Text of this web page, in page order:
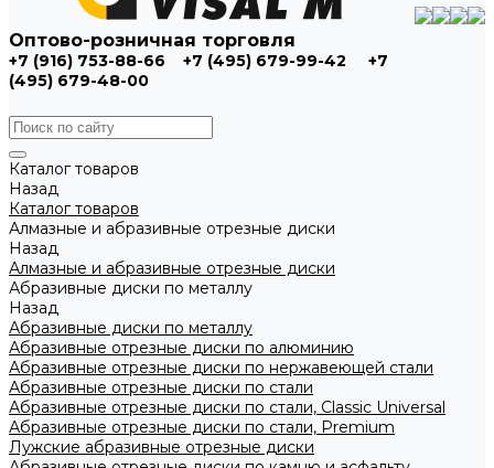
Оптово-розничная торговля
+7 (916) 753-88-66 +7 (495) 679-99-42
+7
(495) 679-48-00
Каталог товаров
Назад
Каталог товаров
Алмазные и абразивные отрезные диски
Назад
Алмазные и абразивные отрезные диски
Абразивные диски по металлу
Назад
Абразивные диски по металлу
Абразивные отрезные диски по алюминию
Абразивные отрезные диски по нержавеющей стали
Абразивные отрезные диски по стали
Абразивные отрезные диски по стали, Classic Universal
Абразивные отрезные диски по стали, Premium
Лужские абразивные отрезные диски